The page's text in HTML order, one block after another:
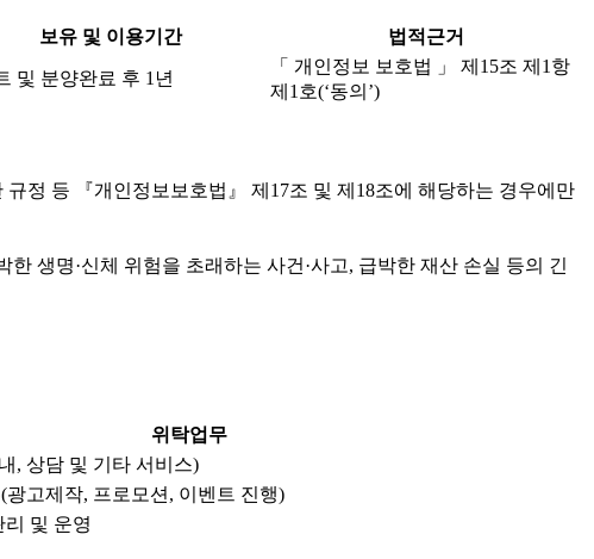
보유 및 이용기간 법적근거
및 분양완료 후 1년
「 개인정보 보호법 」 제15조 제1항
제1호(‘동의’)
정 등 『개인정보보호법』 제17조 및 제18조에 해당하는 경우에만
생명·신체 위험을 초래하는 사건·사고, 급박한 재산 손실 등의 긴
위탁업무
, 상담 및 기타 서비스)
고제작, 프로모션, 이벤트 진행)
및 운영